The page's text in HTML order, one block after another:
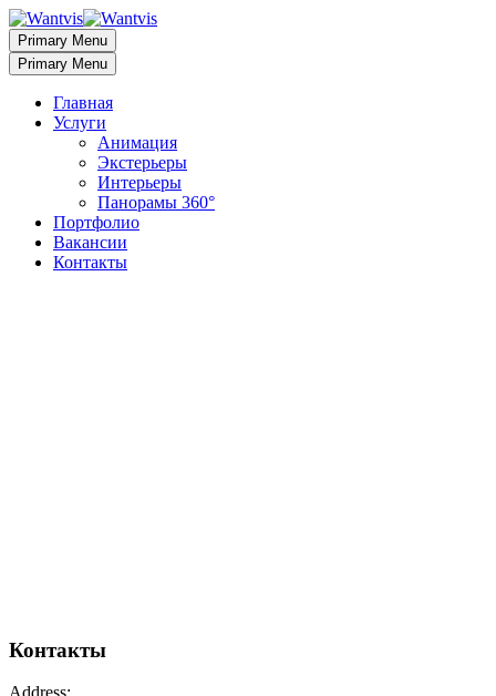
Primary Menu
Primary Menu
Главная
Услуги
Анимация
Экстерьеры
Интерьеры
Панорамы 360°
Портфолио
Вакансии
Контакты
Контакты